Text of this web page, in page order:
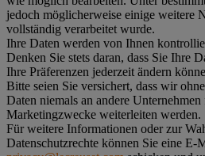
jedoch möglicherweise einige weitere
vollständig verarbeitet wurde.
Ihre Daten werden von Ihnen
Denken Sie stets daran, dass Sie Ihre
Ihre Präferenzen jederzeit ändern
Bitte seien Sie versichert, dass wir
Daten niemals an andere
Marketingzwecke weiterleiten werden.
Für weitere Informationen oder zur
Datenschutzrechte können Sie eine E-